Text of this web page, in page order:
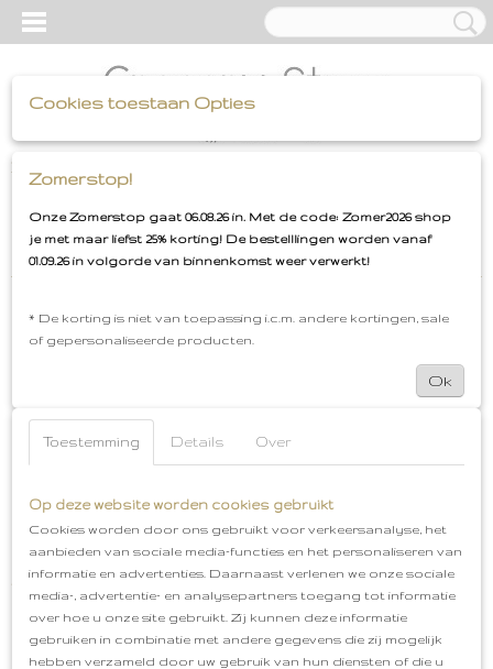
Home>Merken
Alwero BIBS
Cookies toestaan Opties
Zomerstop!
Onze Zomerstop gaat 06.08.26 in. Met de code: Zomer2026 shop
je met maar liefst 25% korting! De bestelllingen worden vanaf
01.09.26 in volgorde van binnenkomst weer verwerkt!
* De korting is niet van toepassing i.c.m. andere kortingen, sale
of gepersonaliseerde producten.
Ok
Toestemming Details Over
Op deze website worden cookies gebruikt
Cookies worden door ons gebruikt voor verkeersanalyse, het
aanbieden van sociale media-functies en het personaliseren van
informatie en advertenties. Daarnaast verlenen we onze sociale
media-, advertentie- en analysepartners toegang tot informatie
over hoe u onze site gebruikt. Zij kunnen deze informatie
gebruiken in combinatie met andere gegevens die zij mogelijk
hebben verzameld door uw gebruik van hun diensten of die u